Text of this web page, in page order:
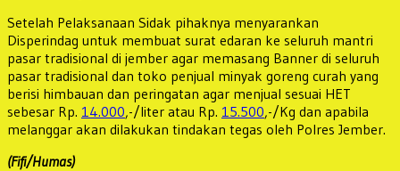
Setelah Pelaksanaan Sidak pihaknya menyarankan
Disperindag untuk membuat surat edaran ke seluruh mantri
pasar tradisional di jember agar memasang Banner di seluruh
pasar tradisional dan toko penjual minyak goreng curah yang
berisi himbauan dan peringatan agar menjual sesuai HET
sebesar Rp. 14.000,-/liter atau Rp. 15.500,-/Kg dan apabila
melanggar akan dilakukan tindakan tegas oleh Polres Jember.
(Fifi/Humas)